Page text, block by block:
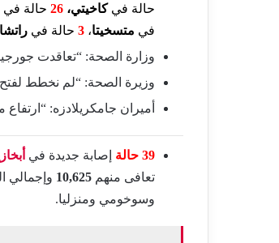
حالة فيكاخيتي، 26 حالة في
في متسخيتا، 3 حالة في
وزارة الصحة: “تعاقدت جورجيا على 150 الف جرعة
وزيرة الصحة: “لم نخطط لفتح
أميران جامكريلادزه: “ارتفاع
39 حالة إصابة جديدة في
تعافى منهم 10,625 وإجمالي
وسوخومي ومنزليا.